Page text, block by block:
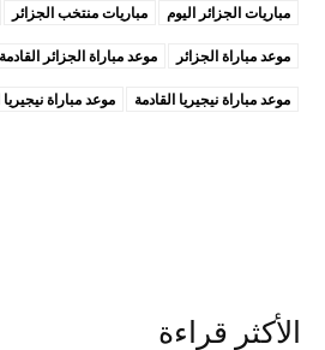
الأكثر قراءة
مباريات الجزائر اليوم مباريات منتخب الجزائر
موعد مباراة الجزائر موعد مباراة الجزائر القادمة
موعد مباراة نيجيريا القادمة موعد مباراة نيجيريا